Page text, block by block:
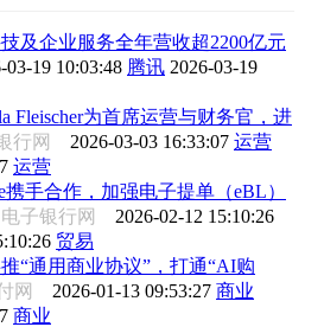
及企业服务全年营收超2200亿元
03-19 10:03:48 腾讯 2026-03-19
Fleischer为首席运营与财务官，进
行网 2026-03-03 16:33:07 运营
运营
手合作，加强电子提单（eBL）
电子银行网 2026-02-12 15:10:26
贸易
“通用商业协议”，打通“AI购
网 2026-01-13 09:53:27 商业
商业